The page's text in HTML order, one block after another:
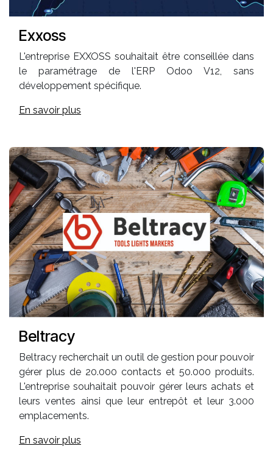
Exxoss
L'entreprise EXXOSS souhaitait être conseillée dans
le paramétrage de l'ERP Odoo V12, sans
développement spécifique.
En savoir plus
Beltracy
Beltracy recherchait un outil de gestion pour pouvoir
gérer plus de 20.000 contacts et 50.000 produits.
L'entreprise souhaitait pouvoir gérer leurs achats et
leurs ventes ainsi que leur entrepôt et leur 3.000
emplacements.
En savoir plus